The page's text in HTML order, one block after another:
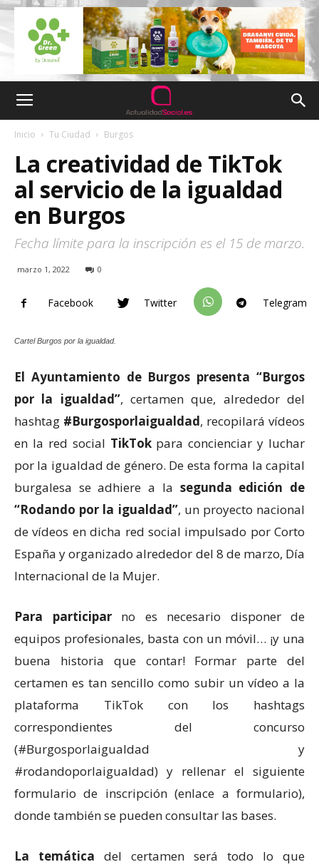
Inicio Tu Ciudad Burgos
La creatividad de TikTok
al servicio de la igualdad
en Burgos
Fecha límite para la inscripción es el 15 de marzo.
marzo 1, 2022 0
Facebook Twitter Telegram
Cartel Burgos por la igualdad.
El Ayuntamiento de Burgos presenta “Burgos
por la igualdad”, certamen que, alrededor del
hashtag #Burgosporlaigualdad, recopilará vídeos
en la red social TikTokpara concienciar y luchar
por la igualdad de género. De esta forma la capital
burgalesa se adhiere a la segunda edición de
“Rodando por la igualdad”, un proyecto nacional
de vídeos en dicha red social impulsado por Corto
España y organizado alrededor del 8 de marzo, Día
Internacional de la Mujer.
Para participarno es necesario disponer de
equipos profesionales, basta con un móvil… ¡y una
buena historia que contar! Formar parte del
certamen es tan sencillo como subir un vídeo a la
plataforma TikTok con los hashtags
correspondientes del concurso
(#Burgosporlaigualdad y
#rodandoporlaigualdad) y rellenar el siguiente
formulario de inscripción (enlace a formulario),
donde también se pueden consultar las bases.
La temática del certamen será todo lo que